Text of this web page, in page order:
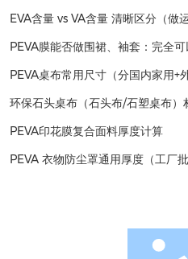
EVA含量 vs VA含量 清晰区分（做
PEVA膜能否做围裙、袖套：完全
PEVA桌布常用尺寸（分国内家用+
环保石头桌布（石头布/石塑桌布）
PEVA印花膜复合面料厚度计算
PEVA 衣物防尘罩通用厚度（工厂